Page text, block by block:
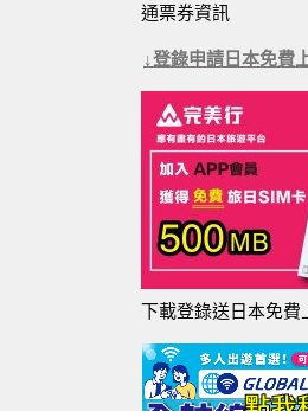
通票券資訊
↓登錄申請日本免費
下載登錄送日本免費